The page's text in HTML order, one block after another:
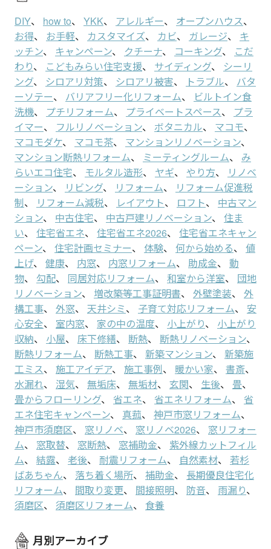
DIY、 how to、 YKK、 アレルギー、 オープンハウス、
お得、 お手軽、 カスタマイズ、 カビ、 ガレージ、
キ
ッチン、 キャンペーン、 クチーナ、 コーキング、
こだ
わり、 こどもみらい住宅支援、 サイディング、
シーリ
ング、 シロアリ対策、 シロアリ被害、 トラブル、
バタ
ーソテー、 バリアフリー化リフォーム、
ビルトイン食
洗機、 プチリフォーム、 プライベートスペース、
プラ
イマー、 フルリノベーション、 ボタニカル、 マコモ、
マコモダケ、 マコモ茶、 マンションリノベーション、
マンション断熱リフォーム、 ミーティングルーム、
み
らいエコ住宅、 モルタル造形、 ヤギ、 やり方、
リノベ
ーション、 リビング、 リフォーム、
リフォーム促進税
制、 リフォーム減税、 レイアウト、 ロフト、
中古マン
ション、 中古住宅、 中古戸建リノベーション、
住ま
い、 住宅省エネ、 住宅省エネ2026、
住宅省エネキャン
ペーン、 住宅計画セミナー、 体験、 何から始める、
値
上げ、 健康、 内窓、 内窓リフォーム、 助成金、
動
物、 勾配、 同居対応リフォーム、 和室から洋室、
団地
リノベーション、 増改築等工事証明書、 外壁塗装、
外
構工事、 外窓、 天井シミ、 子育て対応リフォーム、
安
心安全、 室内窓、 家の中の温度、 小上がり、
小上がり
収納、 小屋、 床下修繕、 断熱、 断熱リノベーション、
断熱リフォーム、 断熱工事、 新築マンション、
新築施
工ミス、 施工アイデア、 施工事例、 暖かい家、 書斎、
水漏れ、 湿気、 無垢床、 無垢材、 玄関、 生後、 畳、
畳からフローリング、 省エネ、 省エネリフォーム、
省
エネ住宅キャンペーン、 真菰、 神戸市窓リフォーム、
神戸市須磨区、 窓リノベ、 窓リノベ2026、
窓リフォー
ム、 窓取替、 窓断熱、 窓補助金、
紫外線カットフィル
ム、 結露、 老後、 耐震リフォーム、 自然素材、
若杉
ばあちゃん、 落ち着く場所、 補助金、
長期優良住宅化
リフォーム、 間取り変更、 間接照明、 防音、 雨漏り、
須磨区、 須磨区リフォーム、 食養
月別アーカイブ